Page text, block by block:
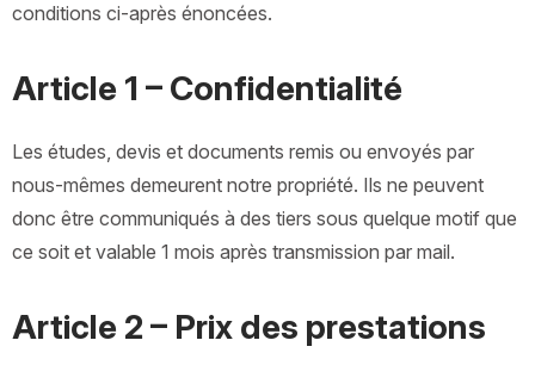
conditions ci-après énoncées.
Article 1 – Confidentialité
Les études, devis et documents remis ou envoyés par
nous-mêmes demeurent notre propriété. Ils ne peuvent
donc être communiqués à des tiers sous quelque motif que
ce soit et valable 1 mois après transmission par mail.
Article 2 – Prix des prestations